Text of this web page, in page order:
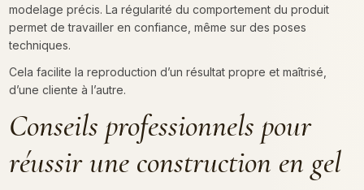
modelage précis. La régularité du comportement du produit
permet de travailler en confiance, même sur des poses
techniques.
Cela facilite la reproduction d’un résultat propre et maîtrisé,
d’une cliente à l’autre.
Conseils professionnels pour
réussir une construction en gel